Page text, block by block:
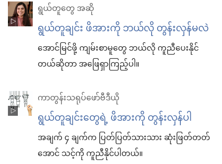
ရွယ်တူတွေ အဆို
ရွယ်တူချင်း ဖိအားကို ဘယ်လို တွန်းလှန်မလဲ
အောင်မြင်ဖို့ ကျမ်းစာမူတွေ ဘယ်လို ကူညီပေးနိုင်
တယ်ဆိုတာ အဖြေရှာကြည့်ပါ။
ကာတွန်းသရုပ်ဖော်ဗီဒီယို
ရွယ်တူချင်းတွေရဲ့ ဖိအားကို တွန်းလှန်ပါ
အချက် ၄ ချက်က ပြတ်ပြတ်သားသား ဆုံးဖြတ်တတ်
အောင် သင့်ကို ကူညီနိုင်ပါတယ်။